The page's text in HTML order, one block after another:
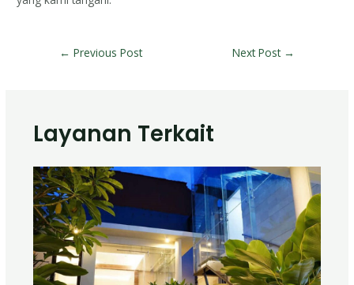
← Previous Post Next Post →
Layanan Terkait